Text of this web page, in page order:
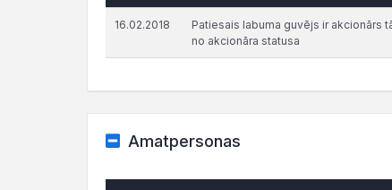
16.02.2018
Patiesais labuma guvējs ir akcionārs
no akcionāra statusa
Amatpersonas